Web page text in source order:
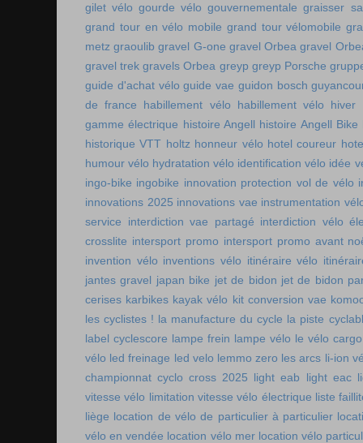
gilet vélo gourde vélo gouvernementale graisser
grand tour en vélo mobile grand tour vélomobile
metz graoulib gravel G-one gravel Orbea gravel
gravel trek gravels Orbea greyp greyp Porsche
guide d'achat vélo guide vae guidon bosch
de france
habillement vélo habillement vélo hiver
gamme électrique histoire Angell histoire Angell Bike
historique VTT holtz honneur vélo hotel coureur
humour vélo hydratation vélo identification vélo idée
ingo-bike ingobike innovation protection vol de vélo
innovations 2025 innovations vae instrumentation
service
interdiction vae partagé interdiction vélo
crosslite intersport promo intersport promo avant
invention vélo inventions vélo itinéraire vélo
jantes gravel japan bike jet de bidon jet de bidon
cerises karbikes kayak vélo kit conversion vae
les cyclistes ! la manufacture du cycle la piste
label cyclescore lampe frein lampe vélo le vélo
vélo led freinage led velo lemmo zero les arcs li-ion
championnat cyclo cross 2025 light eab light eac
vitesse vélo limitation vitesse vélo électrique liste
liège location de vélo de particulier à particulier
vélo en vendée location vélo mer location vélo